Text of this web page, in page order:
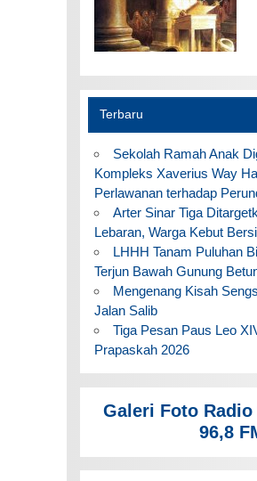
Terbaru
Sekolah Ramah Anak
Kompleks Xaverius Way
Perlawanan terhadap
Arter Sinar Tiga
Lebaran, Warga Kebut
LHHH Tanam Puluhan
Terjun Bawah Gunung
Mengenang Kisah
Jalan Salib
Tiga Pesan Paus Leo
Prapaskah 2026
Galeri Foto Radio
96,8